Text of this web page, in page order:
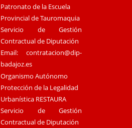
Patronato de la Escuela
Provincial de Tauromaquia
Servicio de Gestión
Contractual de Diputación
Email:contratacion@dip-
badajoz.es
Organismo Autónomo
Protección de la Legalidad
Urbanística RESTAURA
Servicio de Gestión
Contractual de Diputación